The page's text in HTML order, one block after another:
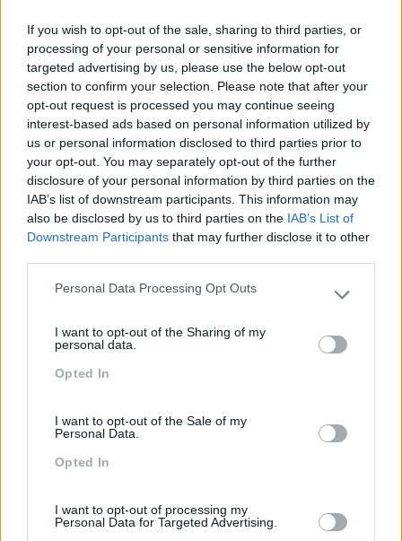
If you wish to opt-out of the sale, sharing to third parties, or
processing of your personal or sensitive information for
targeted advertising by us, please use the below opt-out
section to confirm your selection. Please note that after your
opt-out request is processed you may continue seeing
interest-based ads based on personal information utilized by
us or personal information disclosed to third parties prior to
your opt-out. You may separately opt-out of the further
disclosure of your personal information by third parties on the
IAB’s list of downstream participants. This information may
also be disclosed by us to third parties on the IAB’s List of
Downstream Participants that may further disclose it to other
Please note that this website/app uses one or more Google
not limited to your visit or usage behaviour. You may click to
grant or deny consent to Google and its third-party tags to
use your data for below specified purposes in below Google
Personal Data Processing Opt Outs
I want to opt-out of the Sharing of my
personal data.
Opted In
I want to opt-out of the Sale of my
Personal Data.
Opted In
I want to opt-out of processing my
Personal Data for Targeted Advertising.
Anterior
ACADEMIA DE VERÃO
“FORMAÇÃO EM IA PARA
METER A MÃO NA
MASSA” RAQUEL
REBELO, CEO DA
SKOLAE FORMAÇÃO,
FALA SOBRE A
ACADEMIA DE VERÃO
Também Poderá Gostar
Raquel Rebelo, CEO Da